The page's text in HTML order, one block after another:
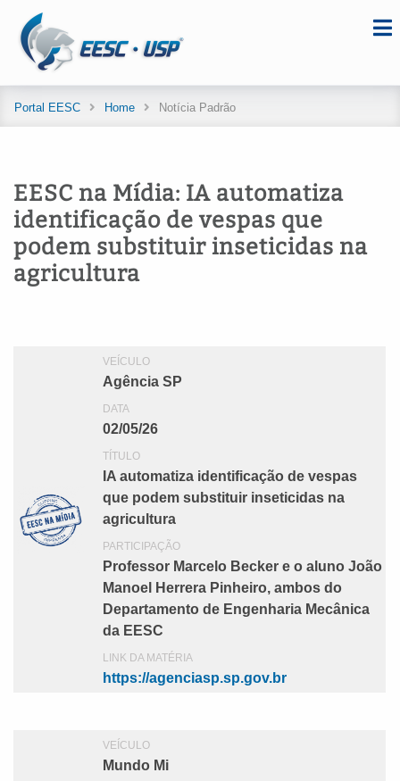
Portal EESC Home Notícia Padrão
EESC na Mídia: IA automatiza
identificação de vespas que
podem substituir inseticidas na
agricultura
VEÍCULO
Agência SP
DATA
02/05/26
TÍTULO
IA automatiza identificação de vespas
que podem substituir inseticidas na
agricultura
PARTICIPAÇÃO
Professor Marcelo Becker e o aluno João
Manoel Herrera Pinheiro, ambos do
Departamento de Engenharia Mecânica
da EESC
LINK DA MATÉRIA
https://agenciasp.sp.gov.br
VEÍCULO
Mundo Mi